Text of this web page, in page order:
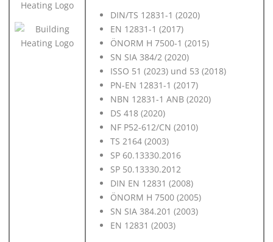
DIN/TS 12831-1 (2020)
EN 12831-1 (2017)
ÖNORM H 7500-1 (2015)
SN SIA 384/2 (2020)
ISSO 51 (2023) und 53 (2018)
PN-EN 12831-1 (2017)
NBN 12831-1 ANB (2020)
DS 418 (2020)
NF P52-612/CN (2010)
TS 2164 (2003)
SP 60.13330.2016
SP 50.13330.2012
DIN EN 12831 (2008)
ÖNORM H 7500 (2005)
SN SIA 384.201 (2003)
EN 12831 (2003)